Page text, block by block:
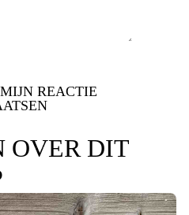
REACTIE
OVER DIT